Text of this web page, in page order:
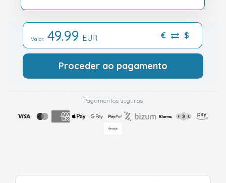
Valor: 49.99 EUR € $
Proceder ao pagamento
Pagamentos seguros